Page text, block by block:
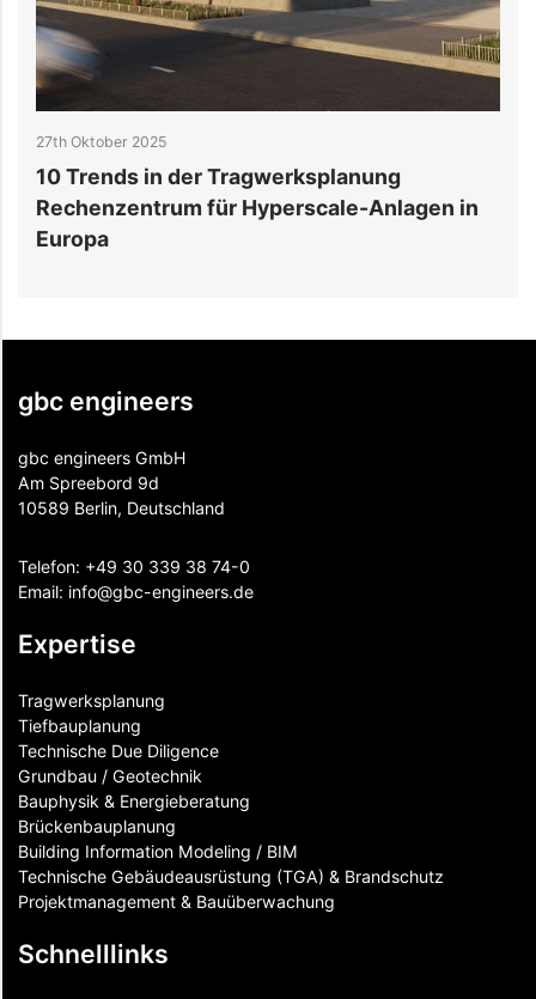
Anlagen in
Wie die digitale Planung die
Ingenieurbüros
gbc engineers
gbc engineers GmbH
Am Spreebord 9d
10589 Berlin, Deutschland
Telefon: +49 30 339 38 74-0
Email: info@gbc-engineers.de
Expertise
Tragwerksplanung
Tiefbauplanung
Technische Due Diligence
Grundbau / Geotechnik
Bauphysik & Energieberatung
Brückenbauplanung
Building Information Modeling / BIM
Technische Gebäudeausrüstung (TGA) & Brandschutz
Projektmanagement & Bauüberwachung
Schnelllinks